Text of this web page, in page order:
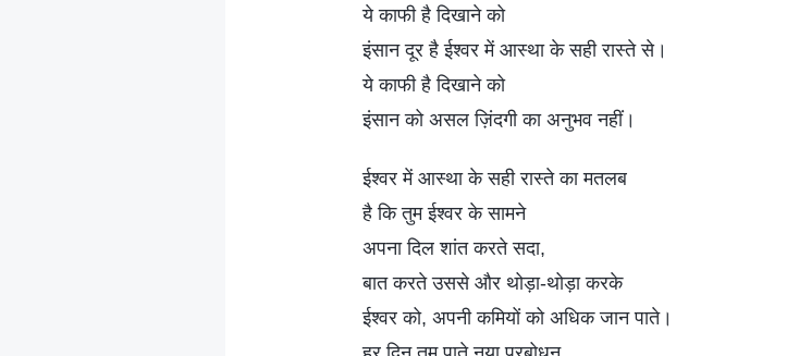
ये काफी है दिखाने को
इंसान दूर है ईश्वर में आस्था के सही रास्ते से।
ये काफी है दिखाने को
इंसान को असल ज़िंदगी का अनुभव नहीं।
ईश्वर में आस्था के सही रास्ते का मतलब
है कि तुम ईश्वर के सामने
अपना दिल शांत करते सदा,
बात करते उससे और थोड़ा-थोड़ा करके
ईश्वर को, अपनी कमियों को अधिक जान पाते।